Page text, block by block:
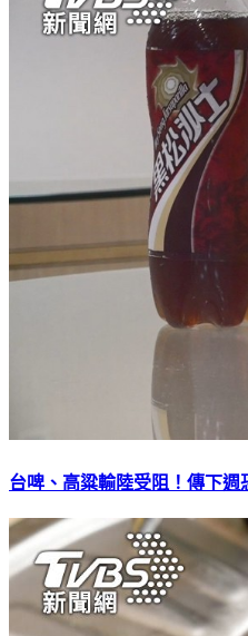
台啤、高粱輸陸受阻！傳下